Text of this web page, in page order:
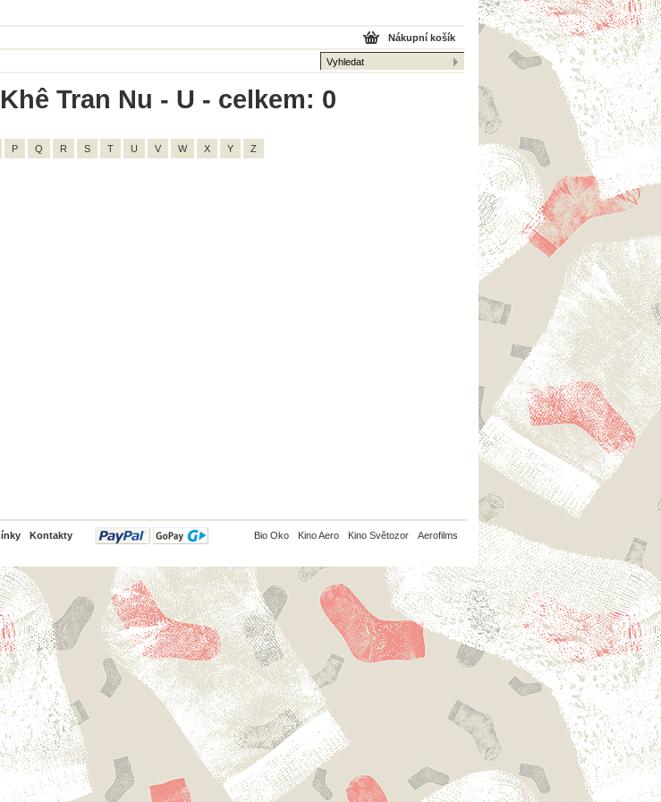
Nákupní košík
Tran Nu - U - celkem: 0
P Q R S T U V W X Y Z
Kontakty Bio Oko Kino Aero Kino Světozor Aerofilms